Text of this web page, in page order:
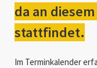
da an
stattfindet.
Im Terminkalender